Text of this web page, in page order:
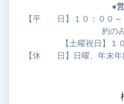
●
【平 日】１０：００～
約の
【土曜祝日】１
【休 日】日曜、年末年